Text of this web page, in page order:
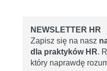
NEWSLETTER HR
Zapisz się na nasz
dla praktyków HR.
który naprawdę